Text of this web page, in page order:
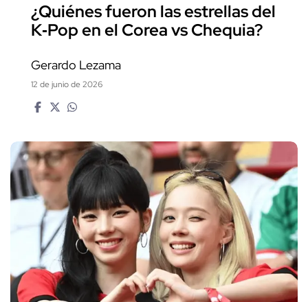
¿Quiénes fueron las estrellas del
K‑Pop en el Corea vs Chequia?
Gerardo Lezama
12 de junio de 2026